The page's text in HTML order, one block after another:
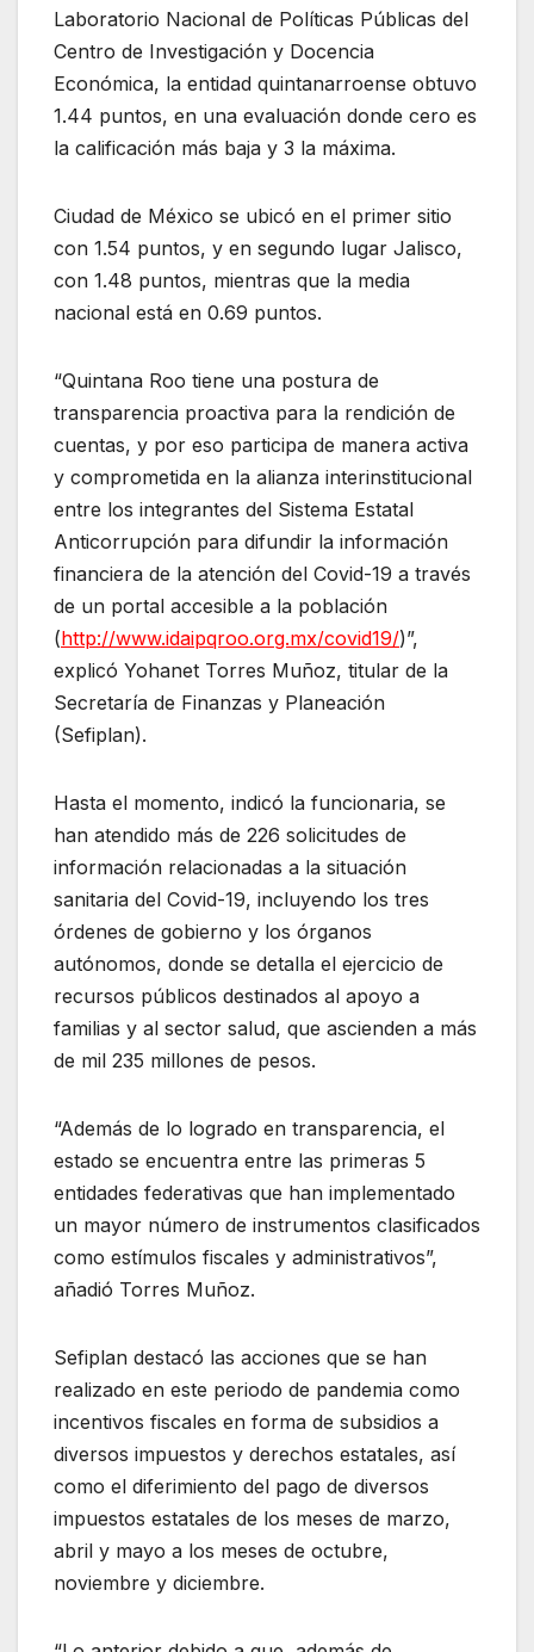
Laboratorio Nacional de Políticas Públicas del
Centro de Investigación y Docencia
Económica, la entidad quintanarroense obtuvo
1.44 puntos, en una evaluación donde cero es
la calificación más baja y 3 la máxima.
Ciudad de México se ubicó en el primer sitio
con 1.54 puntos, y en segundo lugar Jalisco,
con 1.48 puntos, mientras que la media
nacional está en 0.69 puntos.
“Quintana Roo tiene una postura de
transparencia proactiva para la rendición de
cuentas, y por eso participa de manera activa
y comprometida en la alianza interinstitucional
entre los integrantes del Sistema Estatal
Anticorrupción para difundir la información
financiera de la atención del Covid-19 a través
de un portal accesible a la población
(http://www.idaipqroo.org.mx/covid19/)”,
explicó Yohanet Torres Muñoz, titular de la
Secretaría de Finanzas y Planeación
(Sefiplan).
Hasta el momento, indicó la funcionaria, se
han atendido más de 226 solicitudes de
información relacionadas a la situación
sanitaria del Covid-19, incluyendo los tres
órdenes de gobierno y los órganos
autónomos, donde se detalla el ejercicio de
recursos públicos destinados al apoyo a
familias y al sector salud, que ascienden a más
de mil 235 millones de pesos.
“Además de lo logrado en transparencia, el
estado se encuentra entre las primeras 5
entidades federativas que han implementado
un mayor número de instrumentos clasificados
como estímulos fiscales y administrativos”,
añadió Torres Muñoz.
Sefiplan destacó las acciones que se han
realizado en este periodo de pandemia como
incentivos fiscales en forma de subsidios a
diversos impuestos y derechos estatales, así
como el diferimiento del pago de diversos
impuestos estatales de los meses de marzo,
abril y mayo a los meses de octubre,
noviembre y diciembre.